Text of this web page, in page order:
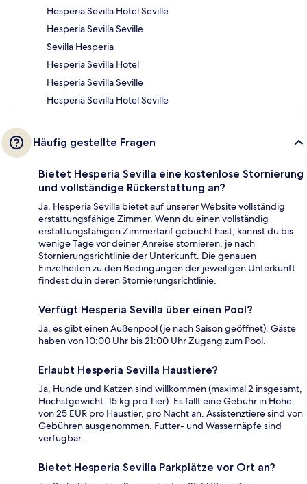
Hesperia Sevilla Hotel Seville
Hesperia Sevilla Seville
Sevilla Hesperia
Hesperia Sevilla Hotel
Hesperia Sevilla Seville
Hesperia Sevilla Hotel Seville
Häufig gestellte Fragen
Bietet Hesperia Sevilla eine kostenlose Stornierung
und vollständige Rückerstattung an?
Ja, Hesperia Sevilla bietet auf unserer Website vollständig
erstattungsfähige Zimmer. Wenn du einen vollständig
erstattungsfähigen Zimmertarif gebucht hast, kannst du bis
wenige Tage vor deiner Anreise stornieren, je nach
Stornierungsrichtlinie der Unterkunft. Die genauen
Einzelheiten zu den Bedingungen der jeweiligen Unterkunft
findest du in deren Stornierungsrichtlinie.
Verfügt Hesperia Sevilla über einen Pool?
Ja, es gibt einen Außenpool (je nach Saison geöffnet). Gäste
haben von 10:00 Uhr bis 21:00 Uhr Zugang zum Pool.
Erlaubt Hesperia Sevilla Haustiere?
Ja, Hunde und Katzen sind willkommen (maximal 2 insgesamt,
Höchstgewicht: 15 kg pro Tier). Es fällt eine Gebühr in Höhe
von 25 EUR pro Haustier, pro Nacht an. Assistenztiere sind von
Gebühren ausgenommen. Futter- und Wassernäpfe sind
verfügbar.
Bietet Hesperia Sevilla Parkplätze vor Ort an?